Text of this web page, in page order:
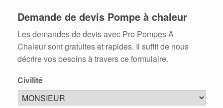
Demande de devis Pompe à chaleur
Les demandes de devis avec Pro Pompes A
Chaleur sont gratuites et rapides. Il suffit de nous
décrire vos besoins à travers ce formulaire.
Civilité